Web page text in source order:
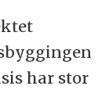
har stor